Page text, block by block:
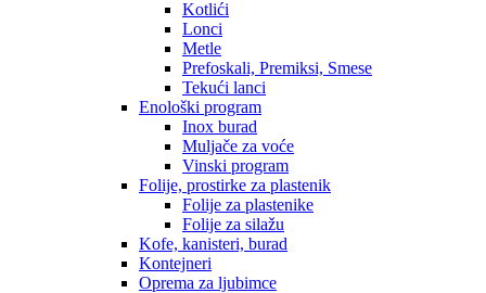
Kotlići
Lonci
Metle
Prefoskali, Premiksi, Smese
Tekući lanci
Enološki program
Inox burad
Muljače za voće
Vinski program
Folije, prostirke za plastenik
Folije za plastenike
Folije za silažu
Kofe, kanisteri, burad
Kontejneri
Oprema za ljubimce